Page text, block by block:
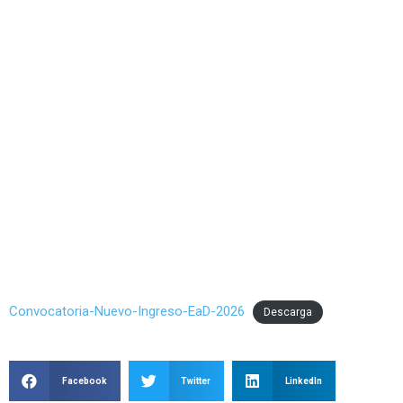
Convocatoria-Nuevo-Ingreso-EaD-2026 Descarga
Facebook Twitter LinkedIn